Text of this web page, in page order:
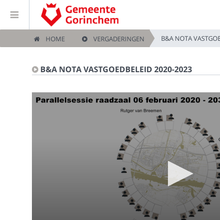
Home
Vergaderingen
HOME VERGADERINGEN B&A NOTA
B&A NOTA VASTGOEDBELEID 2020-2023